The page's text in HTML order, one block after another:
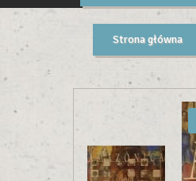
Strona główna